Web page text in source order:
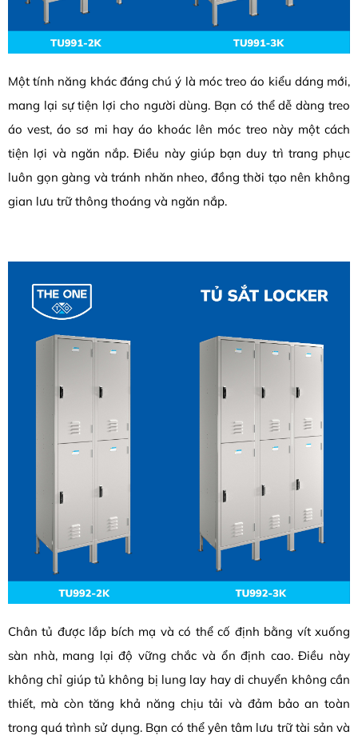
Một tính năng khác đáng chú ý là móc treo áo kiểu dáng mới,
mang lại sự tiện lợi cho người dùng. Bạn có thể dễ dàng treo
áo vest, áo sơ mi hay áo khoác lên móc treo này một cách
tiện lợi và ngăn nắp. Điều này giúp bạn duy trì trang phục
luôn gọn gàng và tránh nhăn nheo, đồng thời tạo nên không
gian lưu trữ thông thoáng và ngăn nắp.
Chân tủ được lắp bích mạ và có thể cố định bằng vít xuống
sàn nhà, mang lại độ vững chắc và ổn định cao. Điều này
không chỉ giúp tủ không bị lung lay hay di chuyển không cần
thiết, mà còn tăng khả năng chịu tải và đảm bảo an toàn
trong quá trình sử dụng. Bạn có thể yên tâm lưu trữ tài sản và